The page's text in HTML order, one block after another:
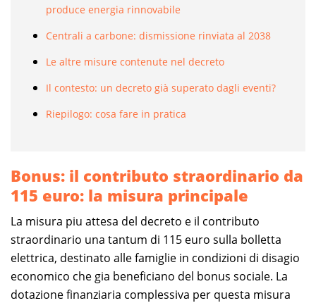
produce energia rinnovabile
Centrali a carbone: dismissione rinviata al 2038
Le altre misure contenute nel decreto
Il contesto: un decreto già superato dagli eventi?
Riepilogo: cosa fare in pratica
Bonus: il contributo straordinario da
115 euro: la misura principale
La misura piu attesa del decreto e il contributo
straordinario una tantum di 115 euro sulla bolletta
elettrica, destinato alle famiglie in condizioni di disagio
economico che gia beneficiano del bonus sociale. La
dotazione finanziaria complessiva per questa misura